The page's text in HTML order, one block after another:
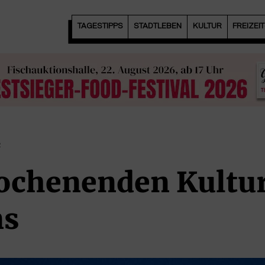
TAGESTIPPS STADTLEBEN KULTUR